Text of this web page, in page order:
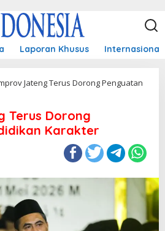
Laporan Khusus Internasional
Jateng Terus Dorong Penguatan
Terus Dorong
Karakter